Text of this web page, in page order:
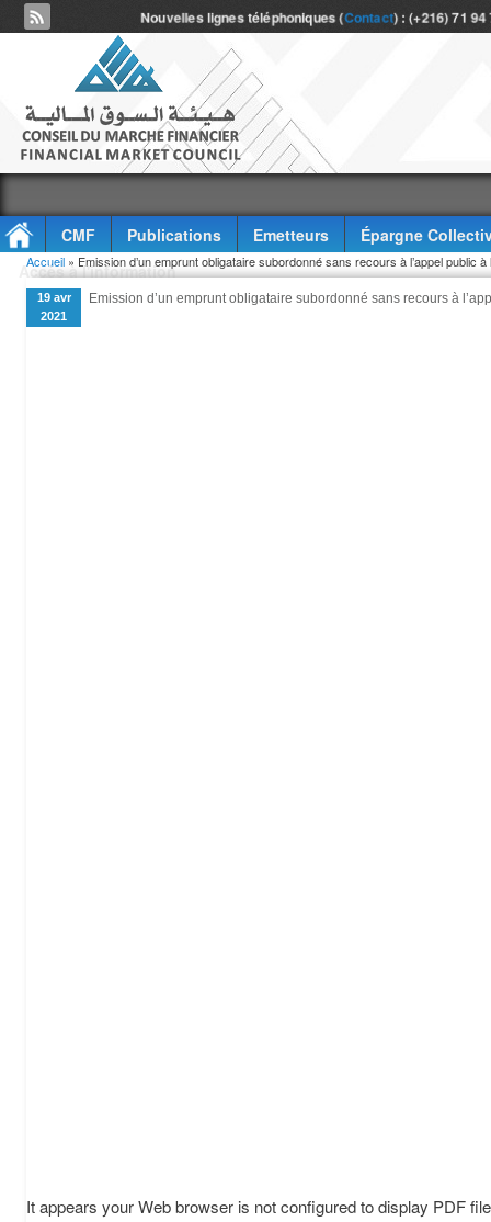
Nouvelles lignes téléphoniques (Contact) : (+216) 71
CMF Publications Emetteurs
Épargne
Accès à l'information
Vous êtes ici
Accueil » Emission d’un emprunt obligataire subordonné sans recours à l’appel public
19 avr
2021
Emission d’un emprunt obligataire subordonné sans recours à
It appears your Web browser is not configured to display PDF